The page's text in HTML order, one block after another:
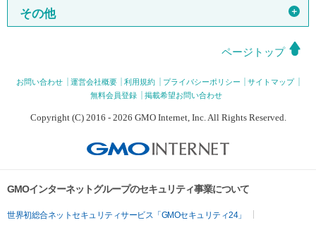
その他 ＋
ページトップ
お問い合わせ 運営会社概要 利用規約 プライバシーポリシー
サイトマップ
無料会員登録
掲載希望お問い合わせ
Copyright (C) 2016 - 2026 GMO Internet, Inc. All Rights Reserved.
GMOインターネットグループのセキュリティ事業について
世界初総合ネットセキュリティサービス「GMOセキュリティ24」